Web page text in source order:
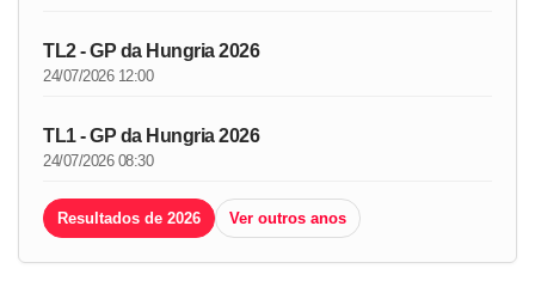
TL2 - GP da Hungria 2026
24/07/2026 12:00
TL1 - GP da Hungria 2026
24/07/2026 08:30
Resultados de 2026 Ver outros anos